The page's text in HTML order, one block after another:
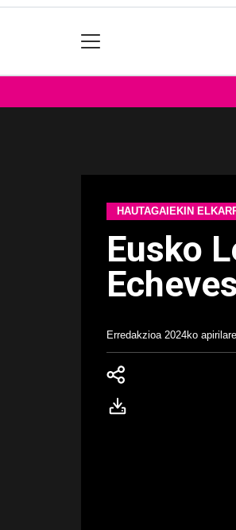
HAUTAGAIEKIN
Eusko
Erredakzioa 2024ko